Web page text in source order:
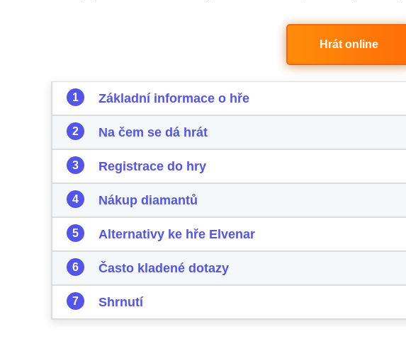
Hrát online
Základní informace o hře
Na čem se dá hrát
Registrace do hry
Nákup diamantů
Alternativy ke hře Elvenar
Často kladené dotazy
Shrnutí